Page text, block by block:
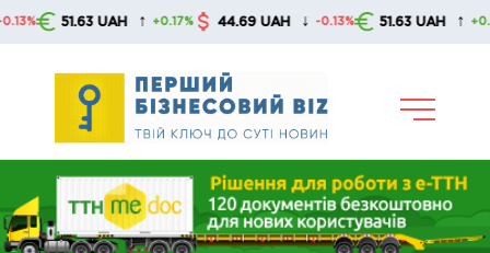
Skip
51.63 UAH ↑ +0.17% 44.69 UAH ↓ -0.13% 51.63 UAH ↑ +0.17%